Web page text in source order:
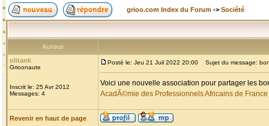
grioo.com Index du Forum -> Société
Auteur
olitank
Grioonaute
Inscrit le: 25 Avr 2012
Messages: 4
Posté le: Jeu 21 Juil 2022 20:00 Sujet du message:
Voici une nouvelle association pour partager les
AcadÃ©mie des Professionnels Africains de France
Revenir en haut de page